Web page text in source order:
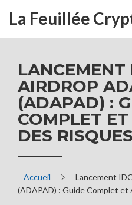
La Feuillée
LANCEMENT
AIRDROP
(ADAPAD) :
COMPLET
DES RISQUES
Accueil
Lancement
(ADAPAD) : Guide Complet et